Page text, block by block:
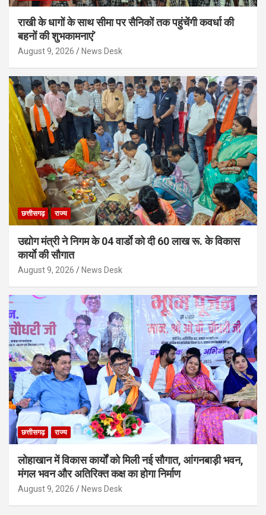
राखी के धागों के साथ सीमा पर सैनिकों तक पहुंचेंगी कवर्धा की
बहनों की शुभकामनाएं’
August 9, 2026 News Desk
छत्तीसगढ़ राज्य
उद्योग मंत्री ने निगम के 04 वार्डाे को दी 60 लाख रू. के विकास
कार्याे की सौगात
August 9, 2026 News Desk
छत्तीसगढ़ राज्य
लोहाखान में विकास कार्यों को मिली नई सौगात, आंगनबाड़ी भवन,
मंगल भवन और अतिरिक्त कक्ष का होगा निर्माण
August 9, 2026 News Desk